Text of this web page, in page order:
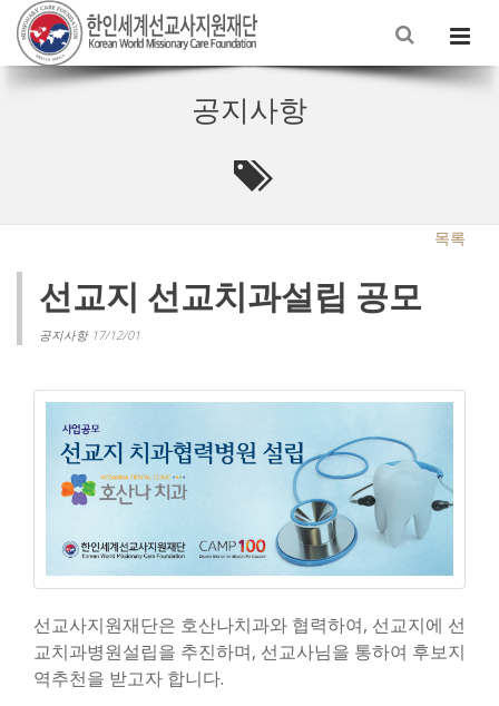
공지사항
목록
선교지 선교치과설립 공모
공지사항 17/12/01
선교사지원재단은 호산나치과와 협력하여, 선교지에 선
교치과병원설립을 추진하며, 선교사님을 통하여 후보지
역추천을 받고자 합니다.